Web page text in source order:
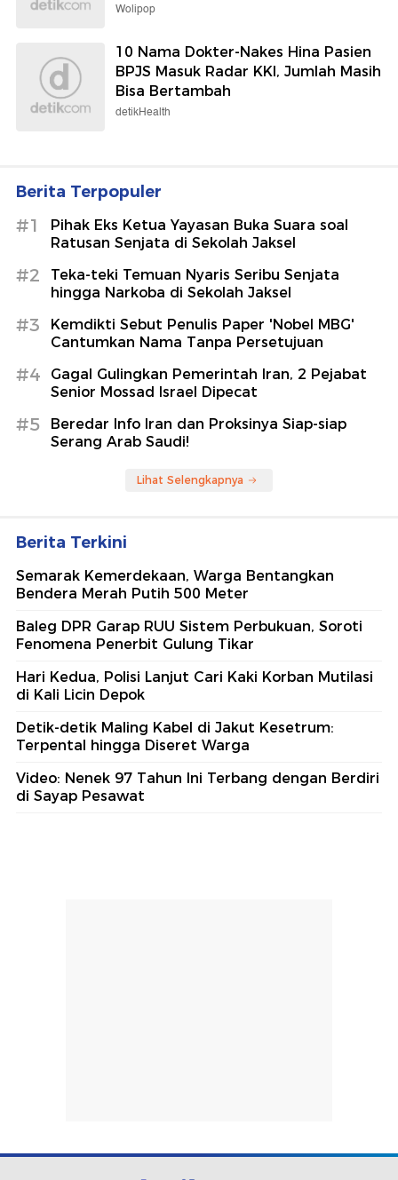
Wolipop
10 Nama Dokter-Nakes Hina Pasien
BPJS Masuk Radar KKI, Jumlah Masih
Bisa Bertambah
detikHealth
Berita Terpopuler
#1
Pihak Eks Ketua Yayasan Buka Suara soal
Ratusan Senjata di Sekolah Jaksel
#2
Teka-teki Temuan Nyaris Seribu Senjata
hingga Narkoba di Sekolah Jaksel
#3
Kemdikti Sebut Penulis Paper 'Nobel MBG'
Cantumkan Nama Tanpa Persetujuan
#4
Gagal Gulingkan Pemerintah Iran, 2 Pejabat
Senior Mossad Israel Dipecat
#5
Beredar Info Iran dan Proksinya Siap-siap
Serang Arab Saudi!
Lihat Selengkapnya
Berita Terkini
Semarak Kemerdekaan, Warga Bentangkan
Bendera Merah Putih 500 Meter
Baleg DPR Garap RUU Sistem Perbukuan, Soroti
Fenomena Penerbit Gulung Tikar
Hari Kedua, Polisi Lanjut Cari Kaki Korban Mutilasi
di Kali Licin Depok
Detik-detik Maling Kabel di Jakut Kesetrum:
Terpental hingga Diseret Warga
Video: Nenek 97 Tahun Ini Terbang dengan Berdiri
di Sayap Pesawat